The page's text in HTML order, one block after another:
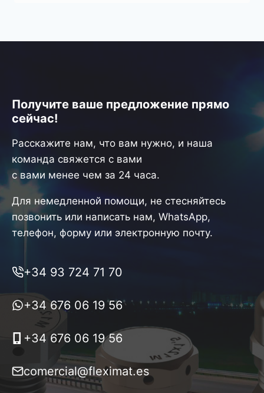
Получите ваше предложение прямо
сейчас!
Расскажите нам, что вам нужно, и наша
команда свяжется с вами
с вами менее чем за 24 часа.
Для немедленной помощи, не стесняйтесь
позвонить или написать нам, WhatsApp,
телефон, форму или электронную почту.
+34 93 724 71 70
+34 676 06 19 56
+34 676 06 19 56
comercial@fleximat.es